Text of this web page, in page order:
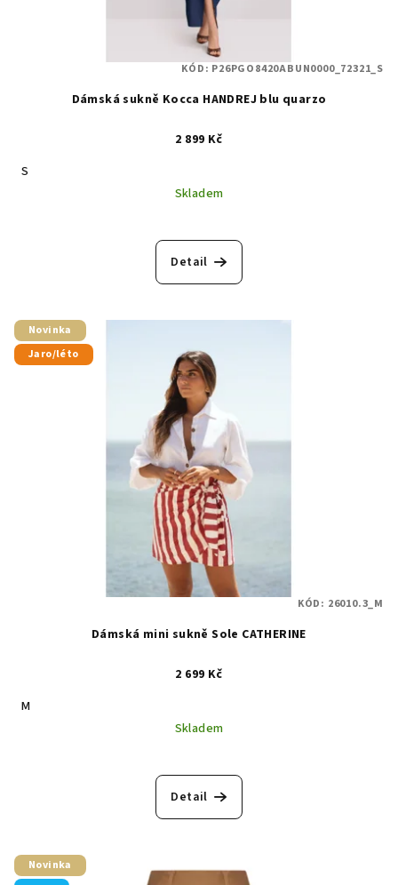
Dámská sukně Kocca HANDREJ blu quarzo
2 899 Kč
S
Skladem
Detail
KÓD: P26PGO8420ABUN0000_72321_S
Novinka
Jaro/léto
Dámská mini sukně Sole CATHERINE
2 699 Kč
M
Skladem
Detail
KÓD: 26010.3_M
Novinka